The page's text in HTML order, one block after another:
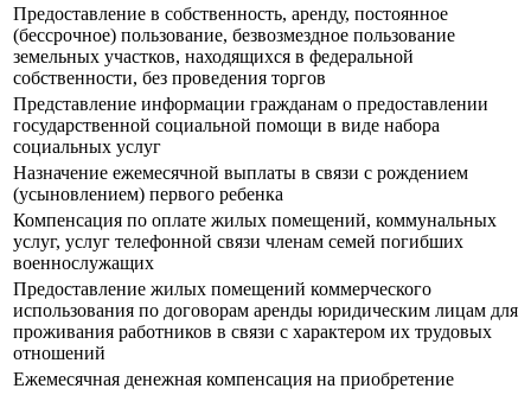
Предоставление в собственность, аренду, постоянное
(бессрочное) пользование, безвозмездное пользование
земельных участков, находящихся в федеральной
собственности, без проведения торгов
Представление информации гражданам о предоставлении
государственной социальной помощи в виде набора
социальных услуг
Назначение ежемесячной выплаты в связи с рождением
(усыновлением) первого ребенка
Компенсация по оплате жилых помещений, коммунальных
услуг, услуг телефонной связи членам семей погибших
военнослужащих
Предоставление жилых помещений коммерческого
использования по договорам аренды юридическим лицам для
проживания работников в связи с характером их трудовых
отношений
Ежемесячная денежная компенсация на приобретение